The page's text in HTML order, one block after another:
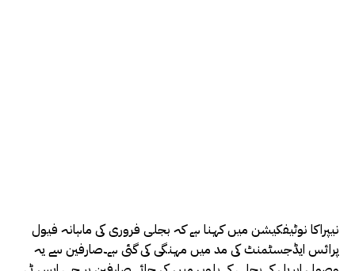
نیپراکا نوٹیفکیشن میں کہنا ہے کہ بجلی فروری کی ماہانہ فیول
پرائس ایڈجسٹمنٹ کی مد میں مہنگی کی گئی ہے۔صارفین سے یہ